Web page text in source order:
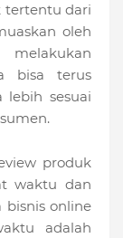
tertentu dari
oleh
bisa terus
lebih sesuai
produk
waktu dan
bisnis online
adalah